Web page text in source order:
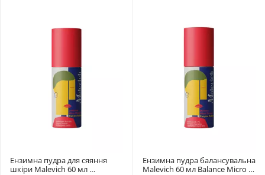
Ензимна пудра для сяяння
шкіри Malevich 60 мл
Ензимна пудра балансувальна
Malevich 60 мл Balance Micro